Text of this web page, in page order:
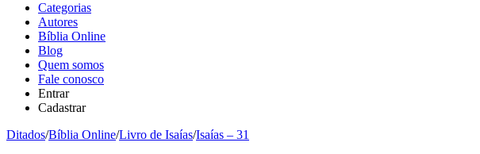
Categorias
Autores
Bíblia Online
Blog
Quem somos
Fale conosco
Entrar
Cadastrar
Ditados/Bíblia Online/Livro de Isaías/Isaías – 31